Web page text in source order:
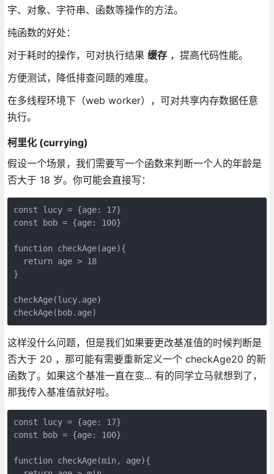
字、对象、字符串、函数等操作的方法。
纯函数的好处：
对于耗时的操作，可对执行结果 缓存，提高代码性能。
方便测试，降低排查问题的难度。
在多线程环境下（web worker），可对共享内存数据任意
执行。
柯里化 (currying)
假设一个场景，我们需要写一个函数来判断一个人的年龄是
否大于 18 岁。你可能会直接写：
const lucy = {age: 17}
const bob = {age: 100}
function checkAge(age){
  return age > 18
}
checkAge(lucy.age)
checkAge(bob.age)
这样没什么问题，但是我们如果要更改基准值的时候判断是
否大于 20 ，那可能有需要重新定义一个 checkAge20 的新
函数了。如果这个基准一直在变... 有的同学立马就想到了，
那我传入基准值就好啦。
const lucy = {age: 17}
const bob = {age: 100}
function checkAge(min, age){